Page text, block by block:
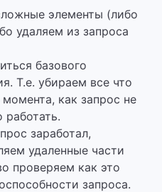
элементы (либо
удаляем из запроса
базового
Т.е. убираем все что
как запрос не
работать.
заработал,
удаленные части
проверяем как это
запроса.